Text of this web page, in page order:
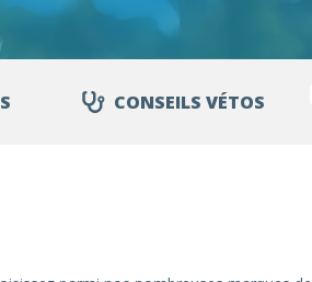
CONSEILS VÉTOS